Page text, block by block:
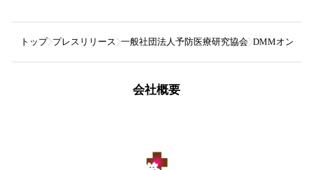
トップ プレスリリース 一般社団法人予防医療研究協会 DMMオンラ
会社概要